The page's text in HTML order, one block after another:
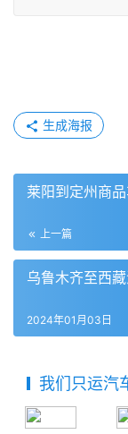
生成海报
莱阳到定州商
上一篇
乌鲁木齐至西
2024年01月03日
我们只运汽